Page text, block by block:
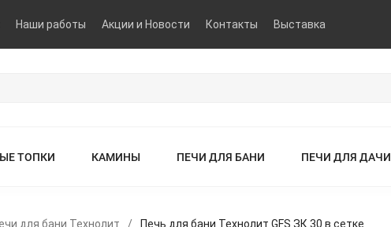
Наши работы Акции и Новости Контакты Выставка
ТОПКИ КАМИНЫ ПЕЧИ ДЛЯ БАНИ ПЕЧИ ДЛЯ ДАЧИ
для бани Технолит / Печь для бани Технолит GFS ЗК 30 в сетке